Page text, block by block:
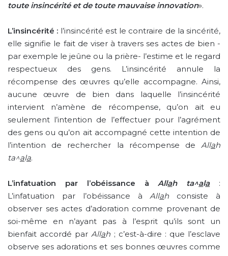
toute insincérité et de toute mauvaise innovation».
L’insincérité : l’insincérité est le contraire de la sincérité,
elle signifie le fait de viser à travers ses actes de bien -
par exemple le jeûne ou la prière- l’estime et le regard
respectueux des gens. L’insincérité annule la
récompense des œuvres qu’elle accompagne. Ainsi,
aucune œuvre de bien dans laquelle l’insincérité
intervient n’amène de récompense, qu’on ait eu
seulement l’intention de l’effectuer pour l’agrément
des gens ou qu’on ait accompagné cette intention de
l’intention de rechercher la récompense de Allah
ta^ala.
L’infatuation par l’obéissance à Allah ta^ala:
L’infatuation par l’obéissance àAllah consiste à
observer ses actes d’adoration comme provenant de
soi-même en n’ayant pas à l’esprit qu’ils sont un
bienfait accordé parAllah ; c’est-à-dire : que l’esclave
observe ses adorations et ses bonnes œuvres comme